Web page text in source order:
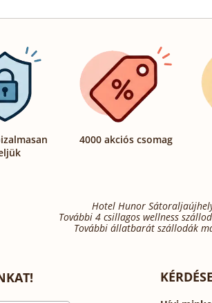
4000 akciós csomag
Hotel Hunor
További 4 csillagos wellness
További állatbarát szállodák